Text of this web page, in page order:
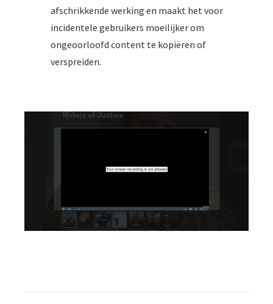
afschrikkende werking en maakt het voor
incidentele gebruikers moeilijker om
ongeoorloofd content te kopiëren of
verspreiden.